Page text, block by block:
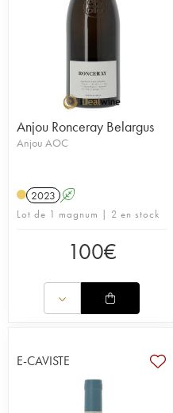
Anjou Ronceray Belargus
Anjou AOC
2023 A
Lot de 1 magnum | 2 en stock
100€
E-CAVISTE